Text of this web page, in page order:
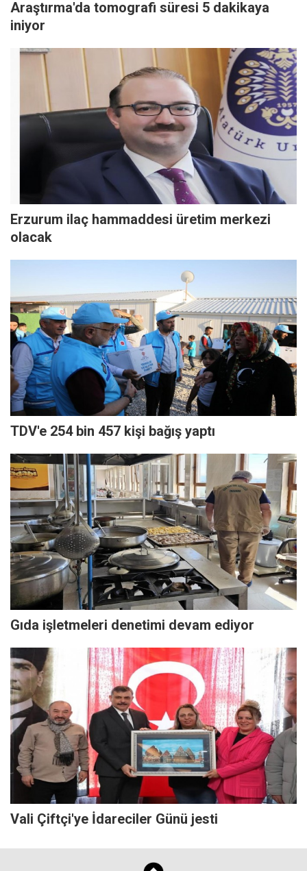
Araştırma'da tomografi süresi 5 dakikaya
iniyor
Erzurum ilaç hammaddesi üretim merkezi
olacak
TDV'e 254 bin 457 kişi bağış yaptı
Gıda işletmeleri denetimi devam ediyor
Vali Çiftçi'ye İdareciler Günü jesti